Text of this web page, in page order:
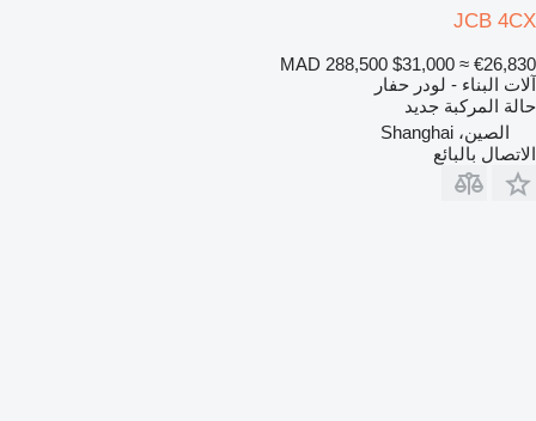
JCB 4CX
MAD 288,500 $31,000 ≈ €26,830
آلات البناء - لودر حفار
حالة المركبة جديد
الصين، Shanghai
الاتصال بالبائع